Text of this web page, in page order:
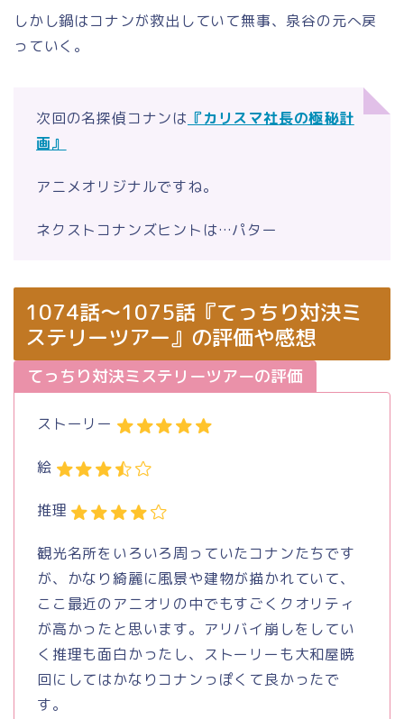
しかし鍋はコナンが救出していて無事、泉谷の元へ戻
っていく。
次回の名探偵コナンは 『カリスマ社長の極秘計
画』
アニメオリジナルですね。
ネクストコナンズヒントは…パター
1074話～1075話『てっちり対決ミ
ステリーツアー』の評価や感想
てっちり対決ミステリーツアーの評価
ストーリー
絵
推理
観光名所をいろいろ周っていたコナンたちです
が、かなり綺麗に風景や建物が描かれていて、
ここ最近のアニオリの中でもすごくクオリティ
が高かったと思います。アリバイ崩しをしてい
く推理も面白かったし、ストーリーも大和屋暁
回にしてはかなりコナンっぽくて良かったで
す。